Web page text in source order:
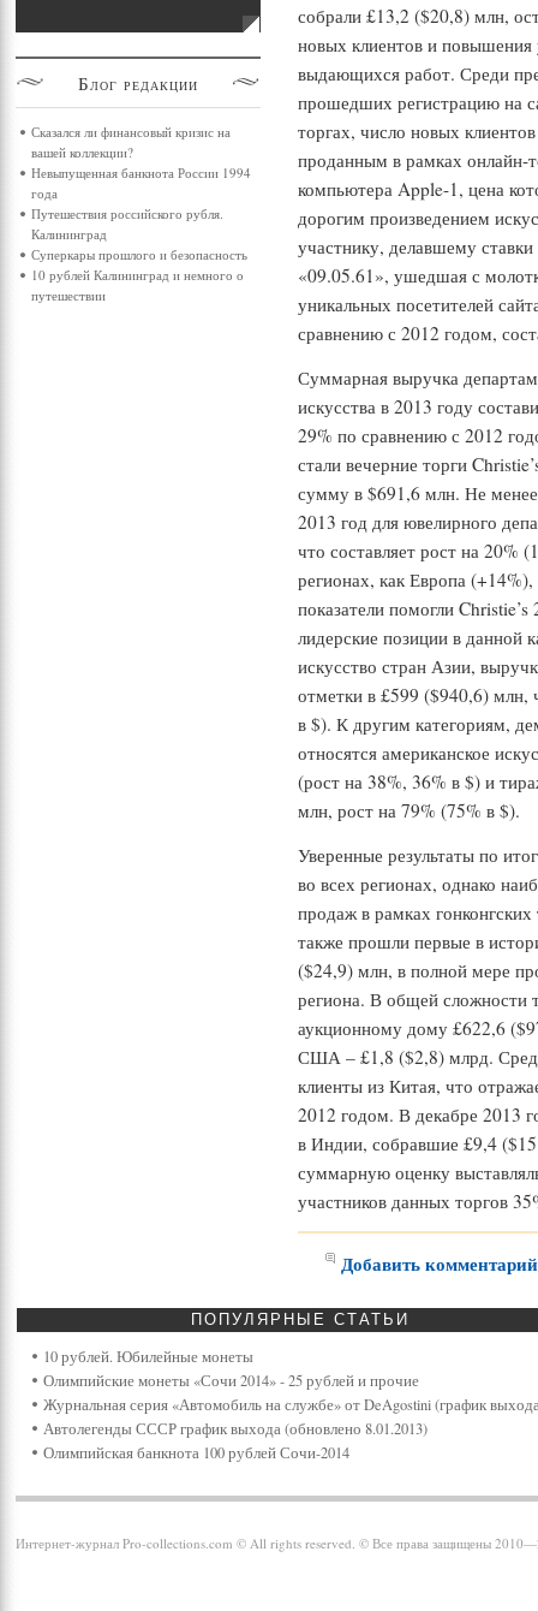
собрали £13,2 ($20,8) млн,
новых клиентов и повышения
выдающихся работ. Среди
прошедших регистрацию на
торгах, число новых
проданным в рамках онлайн-
компьютера Apple-1, цена
дорогим произведением
участнику, делавшему
«09.05.61», ушедшая с
уникальных посетителей
сравнению с 2012 годом,
Суммарная выручка
искусства в 2013 году
29% по сравнению с 2012
стали вечерние торги
сумму в $691,6 млн. Не
2013 год для ювелирного
что составляет рост на 20%
регионах, как Европа
показатели помогли
лидерские позиции в данной
искусство стран Азии,
отметки в £599 ($940,6) млн,
в $). К другим категориям,
относятся американское
(рост на 38%, 36% в $) и
млн, рост на 79% (75% в $).
Уверенные результаты по
во всех регионах, однако
продаж в рамках
также прошли первые в
($24,9) млн, в полной мере
региона. В общей сложности
аукционному дому £622,6
США – £1,8 ($2,8) млрд.
клиенты из Китая, что
2012 годом. В декабре 2013
в Индии, собравшие £9,4
суммарную оценку
участников данных торгов
Добавить комментарий
Блог редакции
Сказался ли финансовый кризис на
вашей коллекции?
Невыпущенная банкнота России 1994
года
Путешествия российского рубля.
Калининград
Суперкары прошлого и безопасность
10 рублей Калининград и немного о
путешествии
ПОПУЛЯРНЫЕ СТАТЬИ
10 рублей. Юбилейные монеты
Олимпийские монеты «Сочи 2014» - 25 рублей и прочие
Журнальная серия «Автомобиль на службе» от DeAgostini (график
Автолегенды СССР график выхода (обновлено 8.01.2013)
Олимпийская банкнота 100 рублей Сочи-2014
Интернет-журнал Pro-collections.com © All rights reserved. © Все права защищены